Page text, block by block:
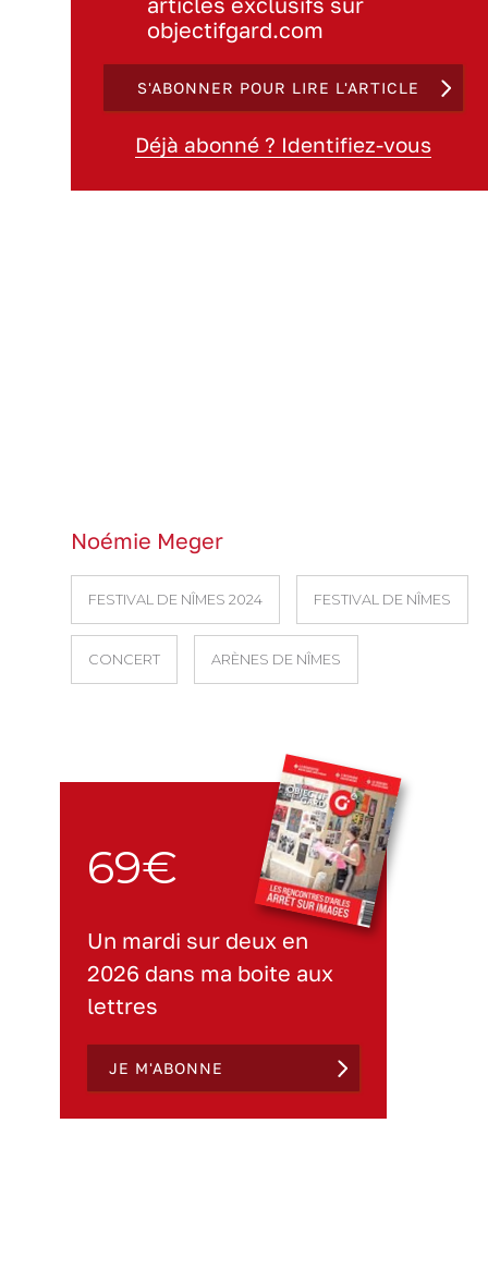
objectifgard.com
S'ABONNER POUR LIRE L'ARTICLE
Déjà abonné ? Identifiez-vous
Noémie Meger
FESTIVAL DE NÎMES 2024 FESTIVAL DE NÎMES
CONCERT ARÈNES DE NÎMES
69€
Un mardi sur deux en
2026 dans ma boite aux
lettres
JE M'ABONNE